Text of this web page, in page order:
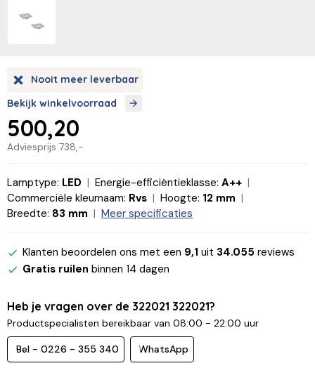
Nooit meer leverbaar
Bekijk winkelvoorraad
Adviesprijs 738,-
500,20
Lamptype: LED Energie-efficiëntieklasse: A++
Commerciële kleurnaam: Rvs Hoogte: 12 mm
Breedte: 83 mm Meer specificaties
Klanten beoordelen ons met een 9,1 uit 34.055 reviews
Gratis ruilen binnen 14 dagen
Heb je vragen over de 322021 322021?
Productspecialisten bereikbaar van 08:00 - 22:00 uur
Bel - 0226 - 355 340 WhatsApp